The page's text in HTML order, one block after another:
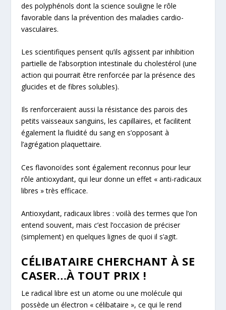
des polyphénols dont la science souligne le rôle
favorable dans la prévention desmaladies cardio-
vasculaires.
Les scientifiques pensent qu’ils agissent par inhibition
partielle de l’absorption intestinale du cholestérol (une
action qui pourrait être renforcée par la présence des
glucides et de fibres solubles).
Ils renforceraient aussi la résistance des parois des
petits vaisseaux sanguins, les capillaires, et facilitent
également la fluidité du sang en s’opposant à
l’agrégation plaquettaire.
Ces flavonoïdes sont également reconnus pour leur
rôle antioxydant, qui leur donne un effet « anti-radicaux
libres » très efficace.
Antioxydant, radicaux libres : voilà des termes que l’on
entend souvent, mais c’est l’occasion de préciser
(simplement) en quelques lignes de quoi il s’agit.
CÉLIBATAIRE CHERCHANT À SE
CASER…À TOUT PRIX !
Le radical libre est un atome ou une molécule qui
possède un électron « célibataire », ce qui le rend